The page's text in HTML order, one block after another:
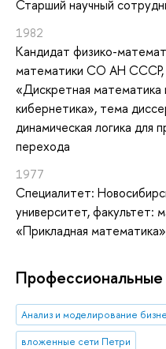
Старший научный
1982
Кандидат физико-
математики СО АН СССР,
«Дискретная математика
кибернетика», тема
динамическая логика для
перехода
1977
Специалитет:
университет, факультет:
«Прикладная
Анализ и моделирование
вложенные сети Петри